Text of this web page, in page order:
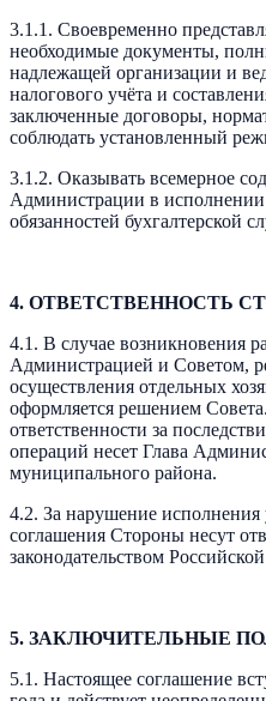
3.1.1. Своевременно
необходимые документы,
надлежащей организации и
налогового учёта и
заключенные договоры,
соблюдать установленный
3.1.2. Оказывать всемерное
Администрации в
обязанностей бухгалтерской
4. ОТВЕТСТВЕННОСТЬ
4.1. В случае возникновения
Администрацией и Советом,
осуществления отдельных
оформляется решением
ответственности за
операций несет Глава
муниципального района.
4.2. За нарушение исполнения
соглашения Стороны несут
законодательством
5. ЗАКЛЮЧИТЕЛЬНЫЕ
5.1. Настоящее соглашение